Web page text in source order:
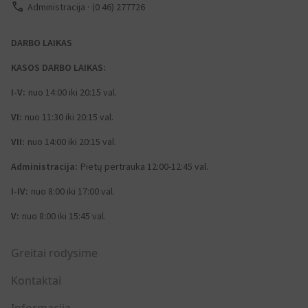
call Administracija (0 46) 277726
DARBO LAIKAS
KASOS DARBO LAIKAS:
I-V: nuo 14:00 iki 20:15 val.
VI: nuo 11:30 iki 20:15 val.
VII: nuo 14:00 iki 20:15 val.
Administracija: Pietų pertrauka 12:00-12:45 val.
I-IV: nuo 8:00 iki 17:00 val.
V: nuo 8:00 iki 15:45 val.
Greitai rodysime
Kontaktai